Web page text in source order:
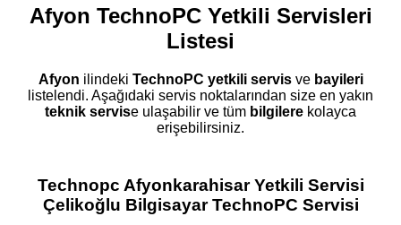
Afyon TechnoPC Yetkili Servisleri
Listesi
Afyon ilindeki TechnoPC yetkili servisve bayileri
listelendi. Aşağıdaki servis noktalarından size en yakın
teknik servise ulaşabilir ve tüm bilgilere kolayca
erişebilirsiniz.
Technopc Afyonkarahisar Yetkili Servisi
Çelikoğlu Bilgisayar TechnoPC Servisi